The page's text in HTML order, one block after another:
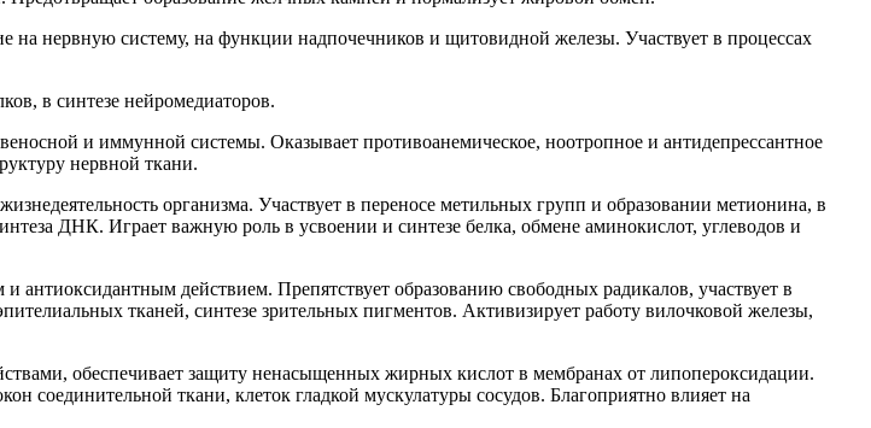
на нервную систему, на функции надпочечников и щитовидной железы. Участвует в процессах
в синтезе нейромедиаторов.
и иммунной системы. Оказывает противоанемическое, ноотропное и антидепрессантное
нервной ткани.
организма. Участвует в переносе метильных групп и образовании метионина, в
ДНК. Играет важную роль в усвоении и синтезе белка, обмене аминокислот, углеводов и
действием. Препятствует образованию свободных радикалов, участвует в
тканей, синтезе зрительных пигментов. Активизирует работу вилочковой железы,
обеспечивает защиту ненасыщенных жирных кислот в мембранах от липопероксидации.
соединительной ткани, клеток гладкой мускулатуры сосудов. Благоприятно влияет на